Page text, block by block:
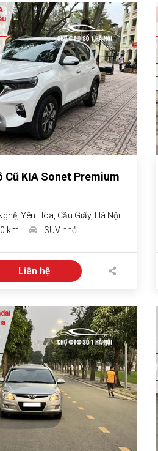
Cũ KIA Sonet Premium
Yên Hòa, Cầu Giấy, Hà Nội
km SUV nhỏ
Liên hệ